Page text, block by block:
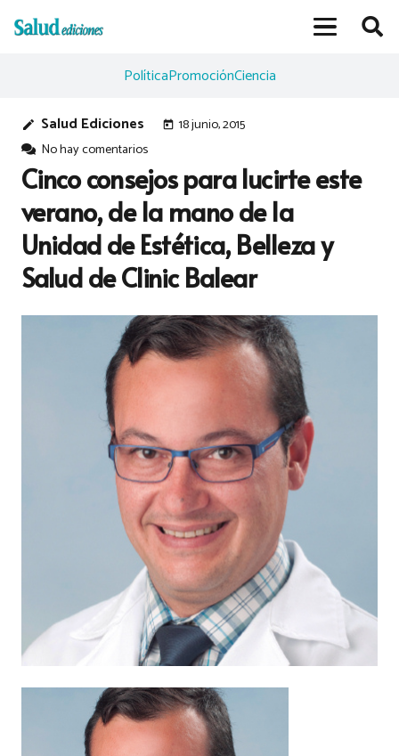
PolíticaPromociónCiencia
edit Salud Ediciones today 18 junio, 2015
No hay comentarios
Cinco consejos para lucirte este
verano, de la mano de la
Unidad de Estética, Belleza y
Salud de Clinic Balear